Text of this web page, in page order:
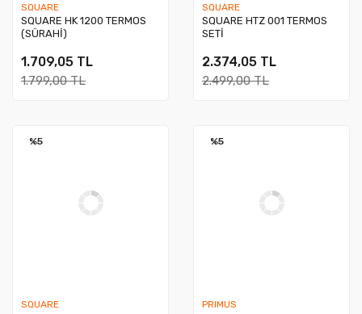
SQUARE
SQUARE HK 1200 TERMOS
(SÜRAHİ)
1.709,05 TL
1.799,00 TL
SQUARE
SQUARE HTZ 001 TERMOS
SETİ
2.374,05 TL
2.499,00 TL
%5
SQUARE
%5
PRIMUS